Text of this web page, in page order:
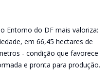
Entorno do DF mais valoriza:
em 66,45 hectares de
- condição que favorece
e pronta para produção.